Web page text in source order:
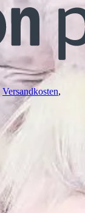
Versandkosten,